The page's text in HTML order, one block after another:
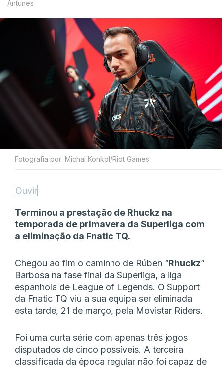
Antunes
Fotografia por: Michal Konkol/Riot Games
Ouvir
Terminou a prestação de Rhuckz na
temporada de primavera da Superliga com
a eliminação da Fnatic TQ.
Chegou ao fim o caminho de Rúben “Rhuckz”
Barbosa na fase final da Superliga, a liga
espanhola de League of Legends. O Support
da Fnatic TQ viu a sua equipa ser eliminada
esta tarde, 21 de março, pela Movistar Riders.
Foi uma curta série com apenas três jogos
disputados de cinco possíveis. A terceira
classificada da época regular não foi capaz de